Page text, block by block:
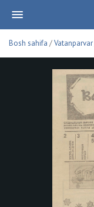
Bosh sahifa /Vatanparvar